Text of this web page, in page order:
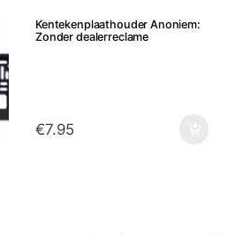
Kentekenplaathouder Anoniem:
Zonder dealerreclame
€7.95